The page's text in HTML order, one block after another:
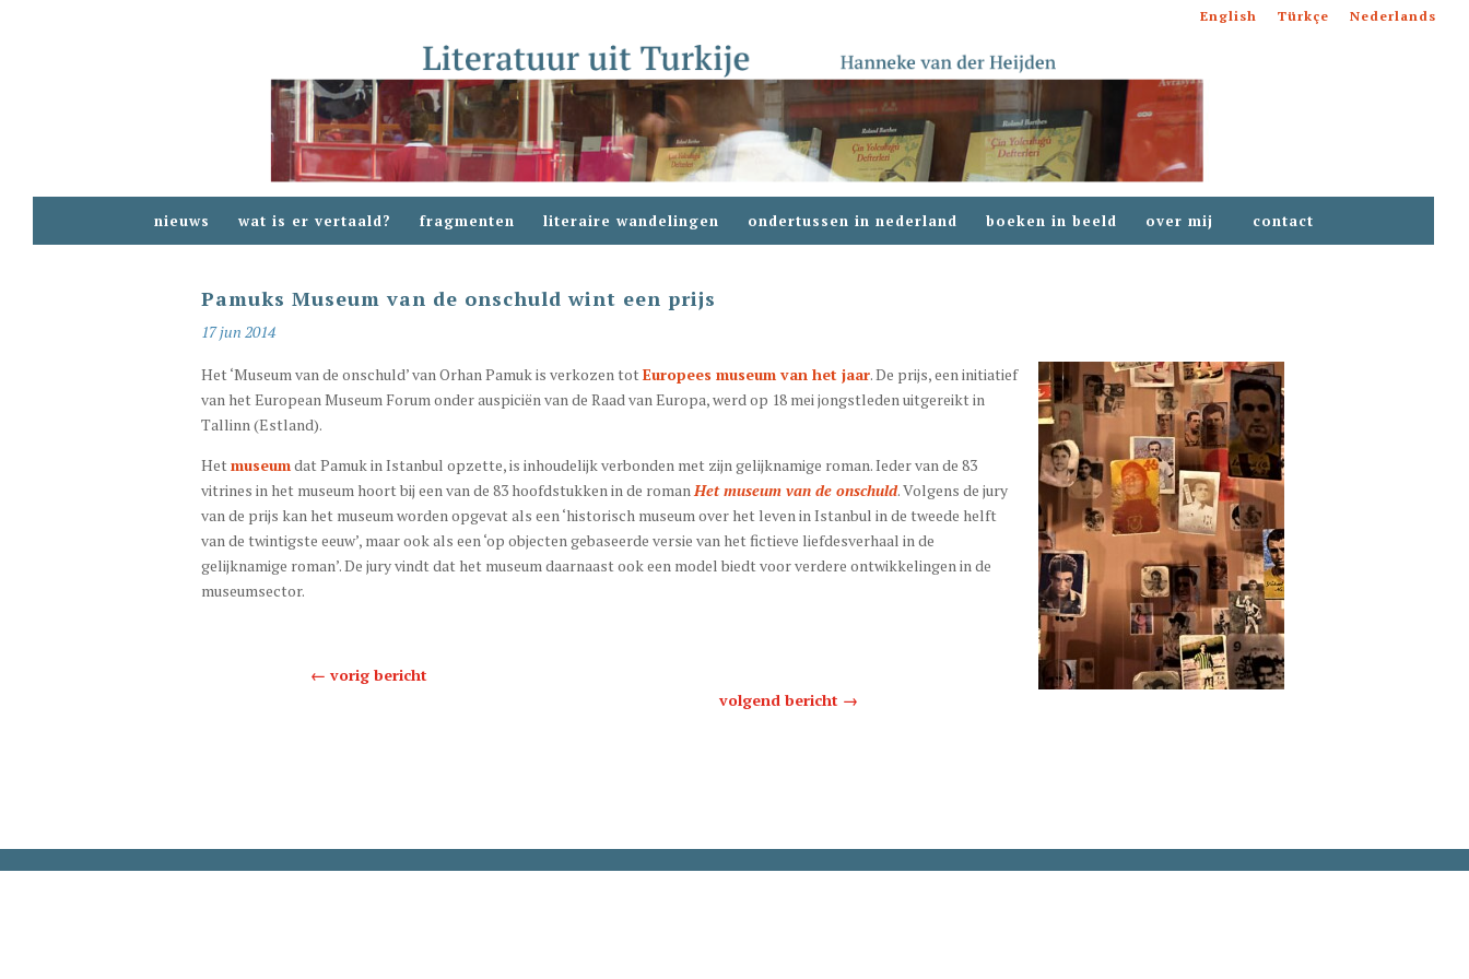
English Türkçe Nederlands
nieuws wat is er vertaald? fragmenten literaire wandelingen ondertussen in nederland boeken in beeld over mij contact
Pamuks Museum van de onschuld wint een prijs
17 jun 2014
Het ‘Museum van de onschuld’ van Orhan Pamuk is verkozen totEuropees museum van het jaar. De prijs, een initiatief
van het European Museum Forum onder auspiciën van de Raad van Europa, werd op 18 mei jongstleden uitgereikt in
Tallinn (Estland).
Hetmuseumdat Pamuk in Istanbul opzette, is inhoudelijk verbonden met zijn gelijknamige roman. Ieder van de 83
vitrines in het museum hoort bij een van de 83 hoofdstukken in de romanHet museum van de onschuld. Volgens de jury
van de prijs kan het museum worden opgevat als een ‘historisch museum over het leven in Istanbul in de tweede helft
van de twintigste eeuw’, maar ook als een ‘op objecten gebaseerde versie van het fictieve liefdesverhaal in de
gelijknamige roman’. De jury vindt dat het museum daarnaast ook een model biedt voor verdere ontwikkelingen in de
museumsector.
←vorig bericht
volgend bericht →